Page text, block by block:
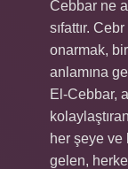
Cebbar ne
sıfattır.
onarmak,
anlamına
El-Cebbar,
her şeye
gelen,